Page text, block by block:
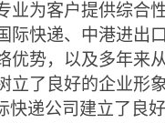
业为客户提供综合
际快递、中港进出
优势，以及多年来
立了良好的企业形
快递公司建立了良